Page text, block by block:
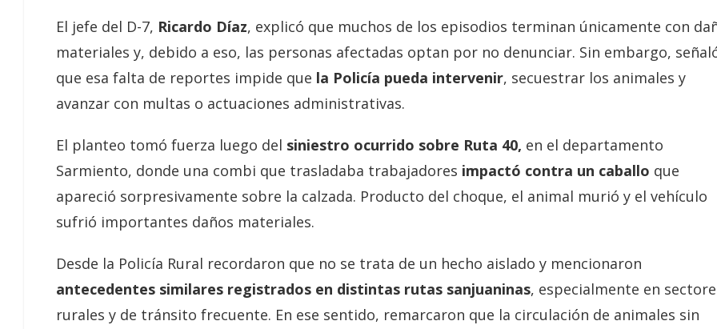
El jefe del D-7, Ricardo Díaz, explicó que muchos de los episodios terminan únicamente con
materiales y, debido a eso, las personas afectadas optan por no denunciar. Sin embargo,
que esa falta de reportes impide que la Policía pueda intervenir, secuestrar los animales y
avanzar con multas o actuaciones administrativas.
El planteo tomó fuerza luego del siniestro ocurrido sobre Ruta 40, en el departamento
Sarmiento, donde una combi que trasladaba trabajadores impactó contra un caballo que
apareció sorpresivamente sobre la calzada. Producto del choque, el animal murió y el vehículo
sufrió importantes daños materiales.
Desde la Policía Rural recordaron que no se trata de un hecho aislado y mencionaron
antecedentes similares registrados en distintas rutas sanjuaninas, especialmente en
rurales y de tránsito frecuente. En ese sentido, remarcaron que la circulación de animales sin